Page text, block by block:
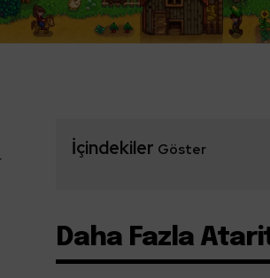
İçindekiler Göster
Daha Fazla